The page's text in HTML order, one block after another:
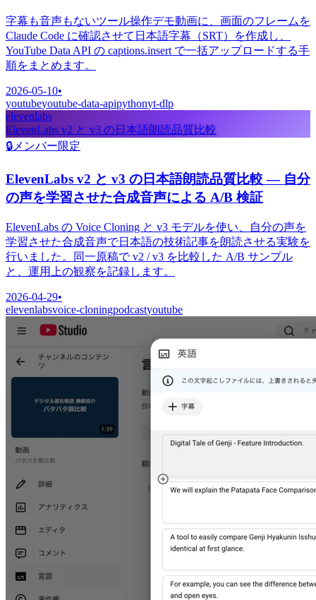
字幕も音声もないツール操作デモ動画に、画面のフレームを
Claude Code に確認させて日本語字幕（SRT）を作成し、
YouTube Data API の captions.insert で一括アップロードする手
順をまとめます。
2026-05-10•
youtubeyoutube-data-apipythonyt-dlp
elevenlabs
ElevenLabs v2 と v3 の日本語朗読品質比較
🔒 メンバー限定
ElevenLabs v2 と v3 の日本語朗読品質比較 — 自分
の声を学習させた合成音声による A/B 検証
ElevenLabs の Voice Cloning と v3 モデルを使い、自分の声を
学習させた合成音声で日本語の技術記事を朗読させる実験を
行いました。同一原稿で v2 / v3 を比較した A/B サンプル
と、運用上の観察を記録します。
2026-04-29•
elevenlabsvoice-cloningpodcastyoutube